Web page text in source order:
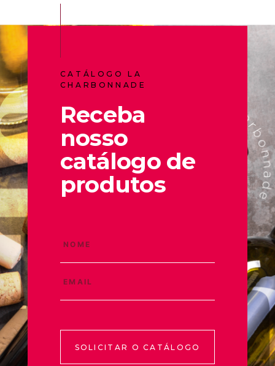
CATÁLOGO LA
CHARBONNADE
Receba
nosso
catálogo de
produtos
SOLICITAR O CATÁLOGO